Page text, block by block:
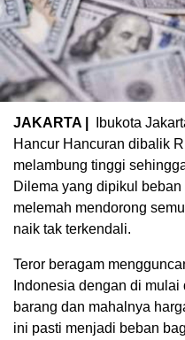
JAKARTA |
Ibukota
Hancur Hancuran dibalik
melambung tinggi
Dilema yang dipikul
melemah mendorong
naik tak terkendali.
Teror beragam
Indonesia dengan di
barang dan mahalnya
ini pasti menjadi beban